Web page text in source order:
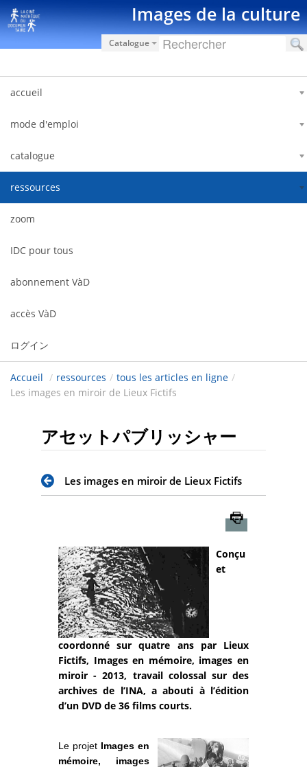
内容へスキップ Images de la culture
Catalogue
accueil
mode d'emploi
catalogue
ressources
zoom
IDC pour tous
abonnement VàD
accès VàD
ログイン
Accueil / ressources / tous les articles en ligne /
Les images en miroir de Lieux Fictifs
アセットパブリッシャー
Les images en miroir de Lieux Fictifs
Conçu
et
coordonné sur quatre ans par Lieux
Fictifs, Images en mémoire, images en
miroir - 2013, travail colossal sur des
archives de l’INA, a abouti à l’édition
d’un DVD de 36 films courts.
Le projet Images en
mémoire, images